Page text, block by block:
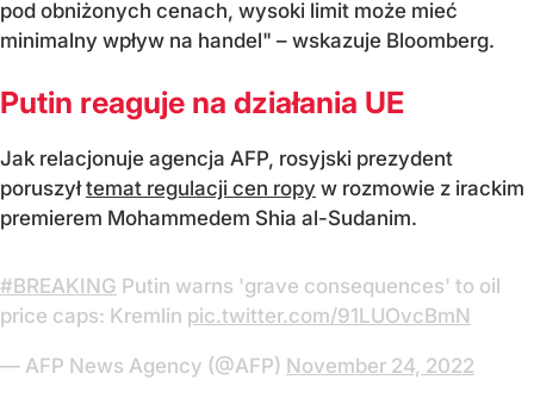
pod obniżonych cenach, wysoki limit może mieć
minimalny wpływ na handel" – wskazuje Bloomberg.
Putin reaguje na działania UE
Jak relacjonuje agencja AFP, rosyjski prezydent
poruszyłtemat regulacji cen ropy w rozmowie z irackim
premierem Mohammedem Shia al-Sudanim.
#BREAKING Putin warns 'grave consequences' to oil
price caps: Kremlin pic.twitter.com/91LUOvcBmN
— AFP News Agency (@AFP) November 24, 2022